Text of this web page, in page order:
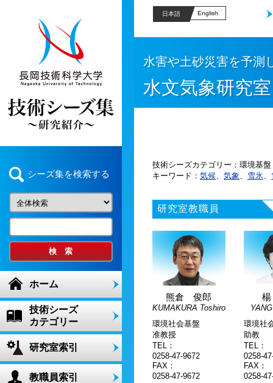
シーズ集を検索する
ホーム
技術シーズ
カテゴリー
研究室索引
教職員索引
日本語 English
水害や土砂災害を予測
水文気象研究室
技術シーズカテゴリー
環境基
キーワード
気候、 気象、 雪氷、
研究室教職員
熊倉 俊郎
KUMAKURA Toshiro
環境社会基盤
准教授
TEL：
0258-47-9672
FAX：
0258-47-9672
環境社
助教
TEL：
0258-
FAX：
0258-